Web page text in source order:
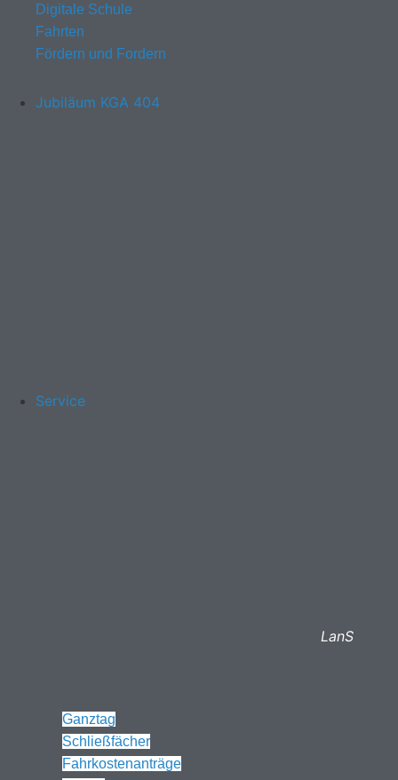
Digitale Schule
Fahrten
Fördern und Fordern
Jubiläum KGA 404
Service
LanS
Ganztag
Schließfächer
Fahrkostenanträge